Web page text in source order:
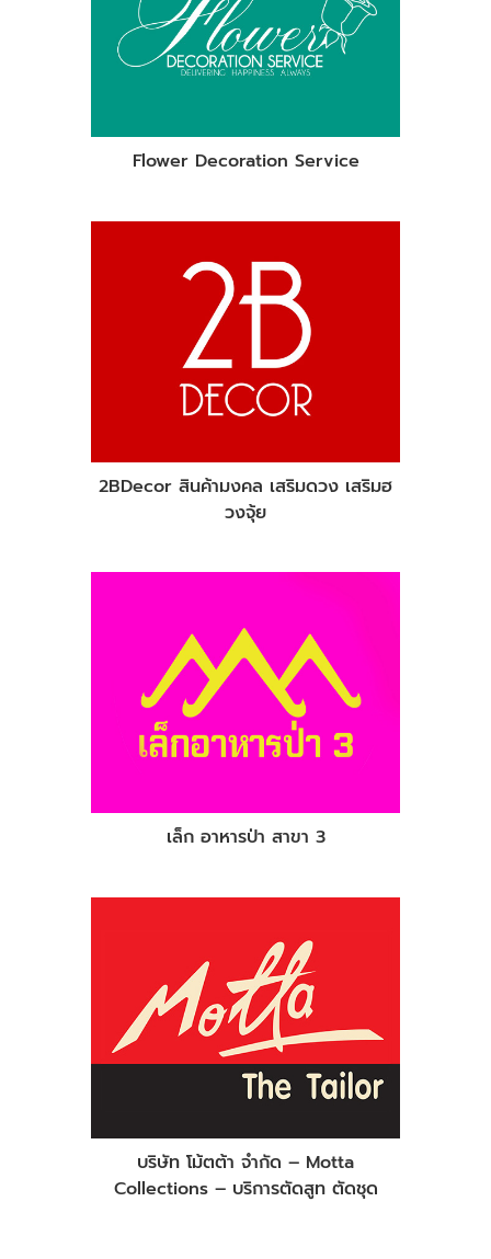
Flower Decoration Service
2BDecor สินค้ามงคล เสริมดวง เสริมฮ
วงจุ้ย
เล็ก อาหารป่า สาขา 3
บริษัท โม้ตต้า จำกัด – Motta
Collections – บริการตัดสูท ตัดชุด